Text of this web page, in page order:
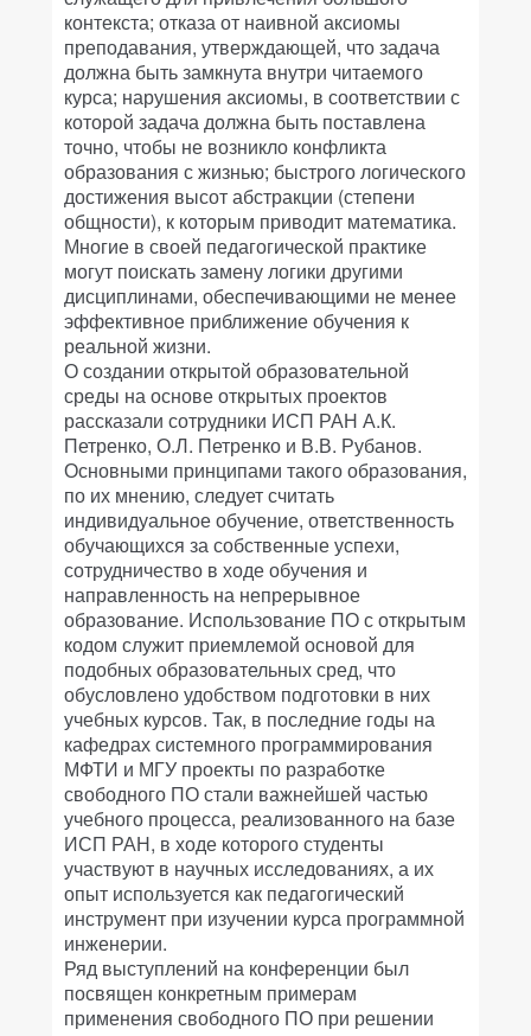
контекста; отказа от наивной аксиомы
преподавания, утверждающей, что задача
должна быть замкнута внутри читаемого
курса; нарушения аксиомы, в соответствии с
которой задача должна быть поставлена
точно, чтобы не возникло конфликта
образования с жизнью; быстрого логического
достижения высот абстракции (степени
общности), к которым приводит математика.
Многие в своей педагогической практике
могут поискать замену логики другими
дисциплинами, обеспечивающими не менее
эффективное приближение обучения к
реальной жизни.
О создании открытой образовательной
среды на основе открытых проектов
рассказали сотрудники ИСП РАН А.К.
Петренко, О.Л. Петренко и В.В. Рубанов.
Основными принципами такого образования,
по их мнению, следует считать
индивидуальное обучение, ответственность
обучающихся за собственные успехи,
сотрудничество в ходе обучения и
направленность на непрерывное
образование. Использование ПО с открытым
кодом служит приемлемой основой для
подобных образовательных сред, что
обусловлено удобством подготовки в них
учебных курсов. Так, в последние годы на
кафедрах системного программирования
МФТИ и МГУ проекты по разработке
свободного ПО стали важнейшей частью
учебного процесса, реализованного на базе
ИСП РАН, в ходе которого студенты
участвуют в научных исследованиях, а их
опыт используется как педагогический
инструмент при изучении курса программной
инженерии.
Ряд выступлений на конференции был
посвящен конкретным примерам
применения свободного ПО при решении